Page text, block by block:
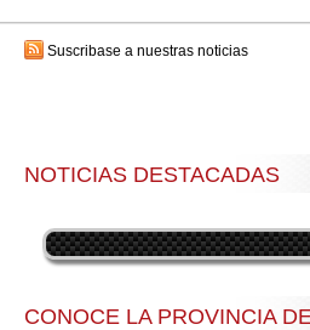
Suscribase a nuestras noticias
NOTICIAS DESTACADAS
CONOCE LA PROVINCIA